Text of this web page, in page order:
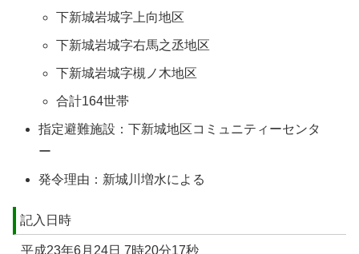
下新城岩城字上向地区
下新城岩城字右馬之丞地区
下新城岩城字槻ノ木地区
合計164世帯
指定避難施設：下新城地区コミュニティーセンタ
ー
発令理由：新城川増水による
記入日時
平成23年6月24日 7時20分17秒